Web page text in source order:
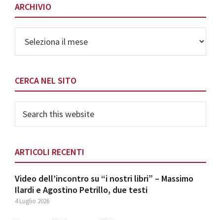
ARCHIVIO
CERCA NEL SITO
this
website
ARTICOLI RECENTI
Video dell’incontro su “i nostri libri” – Massimo
Ilardi e Agostino Petrillo, due testi
4 Luglio 2026